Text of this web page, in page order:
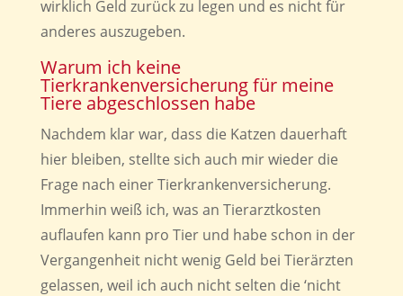
wirklich Geld zurück zu legen und es nicht für
anderes auszugeben.
Warum ich keine
Tierkrankenversicherung für meine
Tiere abgeschlossen habe
Nachdem klar war, dass die Katzen dauerhaft
hier bleiben, stellte sich auch mir wieder die
Frage nach einer Tierkrankenversicherung.
Immerhin weiß ich, was an Tierarztkosten
auflaufen kann pro Tier und habe schon in der
Vergangenheit nicht wenig Geld bei Tierärzten
gelassen, weil ich auch nicht selten die ‘nicht